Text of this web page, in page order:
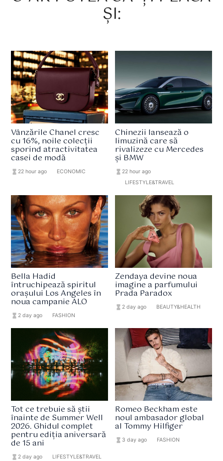
ȘI:
Vânzările Chanel cresc
cu 16%, noile colecții
sporind atractivitatea
casei de modă
hourglass_full 22 hour ago ECONOMIC
Chinezii lansează o
limuzină care să
rivalizeze cu Mercedes
și BMW
hourglass_full 22 hour ago
LIFESTYLE&TRAVEL
Bella Hadid
întruchipează spiritul
orașului Los Angeles în
noua campanie ALO
hourglass_full 2 day ago FASHION
Zendaya devine noua
imagine a parfumului
Prada Paradox
hourglass_full 2 day ago BEAUTY&HEALTH
Tot ce trebuie să știi
înainte de Summer Well
2026. Ghidul complet
pentru ediția aniversară
de 15 ani
hourglass_full 2 day ago LIFESTYLE&TRAVEL
Romeo Beckham este
noul ambasador global
al Tommy Hilfiger
hourglass_full 3 day ago FASHION